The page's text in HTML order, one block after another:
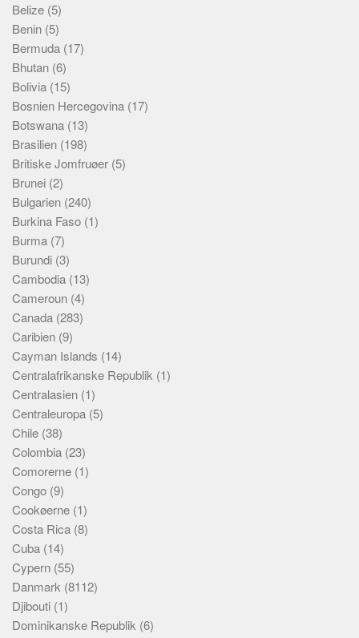
Belize (5)
Benin (5)
Bermuda (17)
Bhutan (6)
Bolivia (15)
Bosnien Hercegovina (17)
Botswana (13)
Brasilien (198)
Britiske Jomfruøer (5)
Brunei (2)
Bulgarien (240)
Burkina Faso (1)
Burma (7)
Burundi (3)
Cambodia (13)
Cameroun (4)
Canada (283)
Caribien (9)
Cayman Islands (14)
Centralafrikanske Republik (1)
Centralasien (1)
Centraleuropa (5)
Chile (38)
Colombia (23)
Comorerne (1)
Congo (9)
Cookøerne (1)
Costa Rica (8)
Cuba (14)
Cypern (55)
Danmark (8112)
Djibouti (1)
Dominikanske Republik (6)